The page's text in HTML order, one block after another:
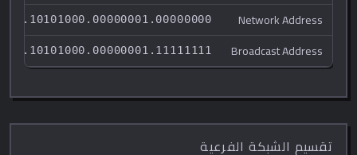
Network Address
Broadcast Address
تقسيم الشبكة الفرعية